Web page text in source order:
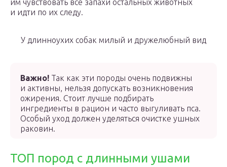
им чувствовать все запахи остальных животных
и идти по их следу.
У длинноухих собак милый и дружелюбный вид
Важно! Так как эти породы очень подвижны
и активны, нельзя допускать возникновения
ожирения. Стоит лучше подбирать
ингредиенты в рацион и часто выгуливать пса.
Особый уход должен уделяться очистке ушных
раковин.
ТОП пород с длинными ушами